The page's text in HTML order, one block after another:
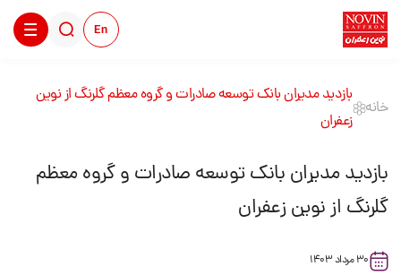
En
خانه
بازدید مدیران بانک توسعه صادرات و گروه معظم گلرنگ از نوین
زعفران
بازدید مدیران بانک توسعه صادرات و گروه معظم
گلرنگ از نوین زعفران
30 مرداد 1403